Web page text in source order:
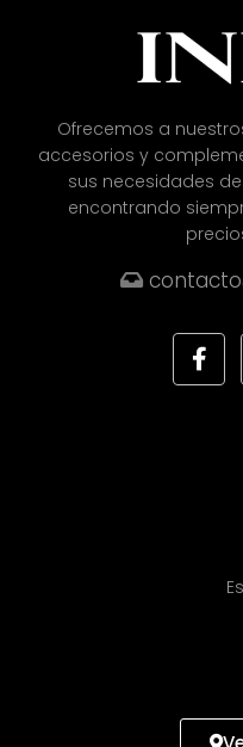
Ofrecemos a
accesorios y
sus necesidades
encontrando